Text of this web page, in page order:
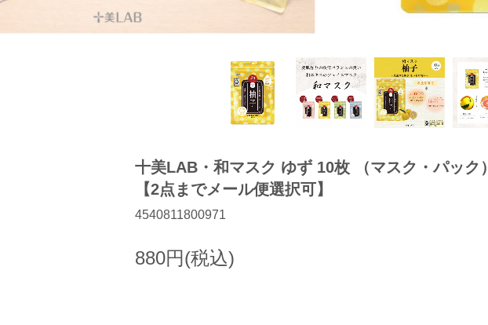
十美LAB・和マスク ゆず 10枚 （マスク・パック）
【2点までメール便選択可】
4540811800971
880円(税込)